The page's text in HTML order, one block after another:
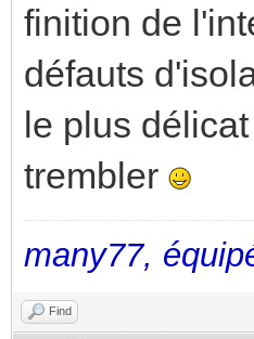
finition de
défauts
le plus
trembler
many77,
Find